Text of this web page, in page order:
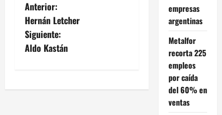
N
a
v
g
Anterior:
Hernán Letcher
Siguiente:
Aldo Kastán
empresas
argentinas
Metalfor
recorta 225
empleos
por caída
del 60% en
ventas